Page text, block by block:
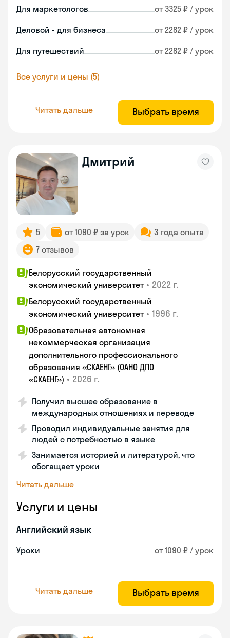
Для маркетологов от 3325 ₽ / урок
Деловой - для бизнеса от 2282 ₽ / урок
Для путешествий от 2282 ₽ / урок
Все услуги и цены (5)
Читать дальше Выбрать время
Дмитрий
5 от 1090 ₽ за урок
3 года опыта
7 отзывов
Белорусский государственный
экономический университет • 2022 г.
Белорусский государственный
экономический университет • 1996 г.
Образовательная автономная
некоммерческая организация
дополнительного профессионального
образования «СКАЕНГ» (ОАНО ДПО
«СКАЕНГ») • 2026 г.
Получил высшее образование в
международных отношениях и переводе
Проводил индивидуальные занятия для
людей с потребностью в языке
Занимается историей и литературой, что
обогащает уроки
Читать дальше
Услуги и цены
Английский язык
Уроки от 1090 ₽ / урок
Читать дальше Выбрать время